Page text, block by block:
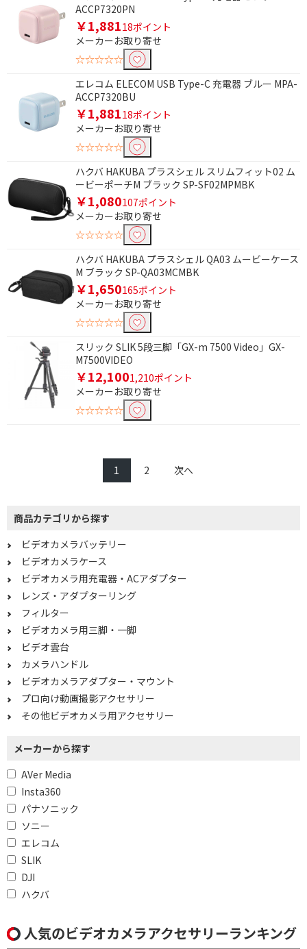
ACCP7320PN
￥1,88118ポイント
メーカーお取り寄せ
☆☆☆☆☆
エレコム ELECOM USB Type-C 充電器 ブルー MPA-
ACCP7320BU
￥1,88118ポイント
メーカーお取り寄せ
☆☆☆☆☆
ハクバ HAKUBA プラスシェル スリムフィット02 ム
ービーポーチM ブラック SP-SF02MPMBK
￥1,080107ポイント
メーカーお取り寄せ
☆☆☆☆☆
ハクバ HAKUBA プラスシェル QA03 ムービーケース
M ブラック SP-QA03MCMBK
￥1,650165ポイント
メーカーお取り寄せ
☆☆☆☆☆
スリック SLIK 5段三脚「GX-m 7500 Video」GX-
M7500VIDEO
￥12,1001,210ポイント
メーカーお取り寄せ
☆☆☆☆☆
1 2 次へ
商品カテゴリから探す
ビデオカメラバッテリー
ビデオカメラケース
ビデオカメラ用充電器・ACアダプター
レンズ・アダプターリング
フィルター
ビデオカメラ用三脚・一脚
ビデオ雲台
カメラハンドル
ビデオカメラアダプター・マウント
プロ向け動画撮影アクセサリー
その他ビデオカメラ用アクセサリー
メーカーから探す
AVer Media
Insta360
パナソニック
ソニー
エレコム
SLIK
DJI
ハクバ
人気のビデオカメラアクセサリーランキング